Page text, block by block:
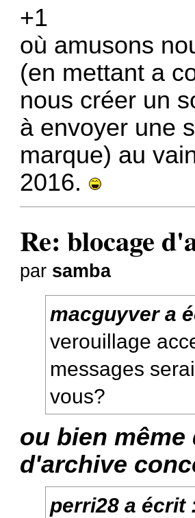
+1
où amusons
(en mettant a
nous créer un
à envoyer une
marque) au
2016.
Re: blocage
par samba
macguyver a
verouillage
messages
vous?
ou bien
d'archive
perri28 a écrit